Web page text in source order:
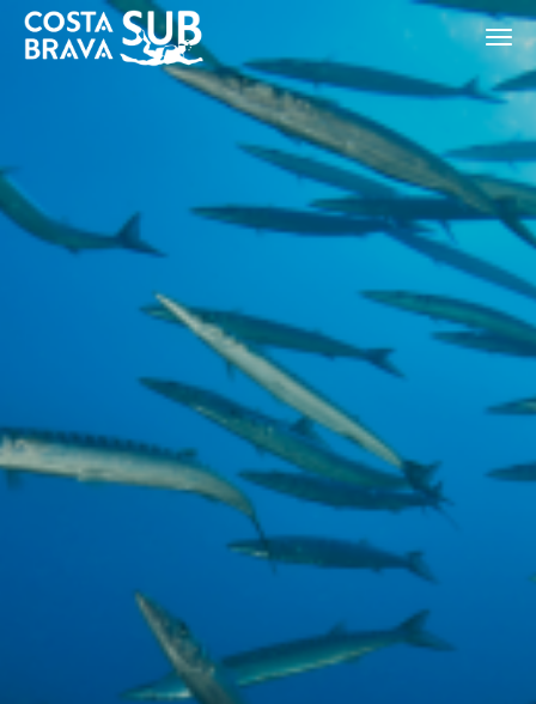
ES CA EN FR
Modificar cookies
Aquest lloc web utilitza cookies pròpies per recopilar
informació amb la finalitat de millorar els nostres serveis.
Si continua navegant, suposa l'acceptació de la instal·lació
de les mateixes. L'usuari té la possibilitat de configurar el
navegador podent, si així ho desitja, impedir que siguin
instal·lades al disc dur, encara que haurà de tenir en
compte que aquesta acció podrà ocasionar dificultats de
navegació de la pàgina web.